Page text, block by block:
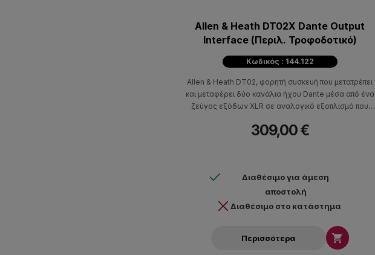
Allen & Heath DT02X Dante Output
Interface (Περιλ. Τροφοδοτικό)
Κωδικός : 144.122
Allen & Heath DT02, φορητή συσκευή που μετατρέπει
και μεταφέρει δύο κανάλια ήχου Dante μέσα από ένα
ζεύγος εξόδων XLR σε αναλογικό εξοπλισμό που
εφαρμογές.
309,00 €
Διαθέσιμο για άμεση
αποστολή
Διαθέσιμο στο κατάστημα
Περισσότερα 